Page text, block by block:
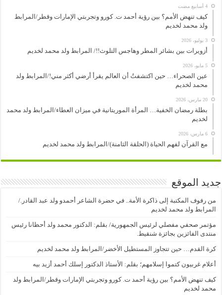
‏4 أسابيع مضت
كيف تنهض الأمم؟ بين رؤية أحمد ت. كورو وتجربتي الإمارات وقطر/المرابط
ولد محمد لخديم
3 يوليو، 2026
أزويرات بين بشائر المطر وهاجس التلوث!!/ المرابط ولد محمد لخديم
5 مايو، 2026
عين الصحراء… حين اكتشفتُ أن العالم يقرأ أرضي أكثر مني!/المرابط ولد
محمد لخديم
20 مارس، 2026
بطلة رمضان الخفية… المرأة الموريتانية في ميزان العطاء/المرابط ولد محمد
لخديم
6 مارس، 2026
مع القرآن لفهم الحياة (الحلقة الثامنة)/المرابط ولد محمد لخديم
جديد الموقع
من رفوف المكتبة إلى ذاكرة الأمة.. في حضرة الشاعر أحمدو ولد عبد القادر./
المرابط ولد محمد لخديم
مؤتمر صحفي مفصلي لرئيس الجمهورية/ بقلم: الدكتور محمد ولد أحظانا رئيس
منتدى الفائزين بجائزة شنقيط.
كرة القدم… حين تتجاوز المستطيل الأخضر/المرابط ولد محمد لخديم
أعلام غربيون كتموا إسلامهم؛ بقلم: الأستاذ الدكتور إسلك أحمد أزيد بيه
كيف تنهض الأمم؟ بين رؤية أحمد ت. كورو وتجربتي الإمارات وقطر/المرابط ولد
محمد لخديم